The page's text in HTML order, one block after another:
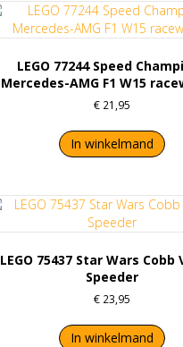
LEGO 77244 Speed
Mercedes-AMG F1 W15
€21,95
In winkelmand
LEGO 75437 Star Wars Cobb
Speeder
€23,95
In winkelmand